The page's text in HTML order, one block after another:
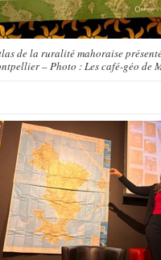
de la ruralité mahoraise
– Photo : Les café-géo de